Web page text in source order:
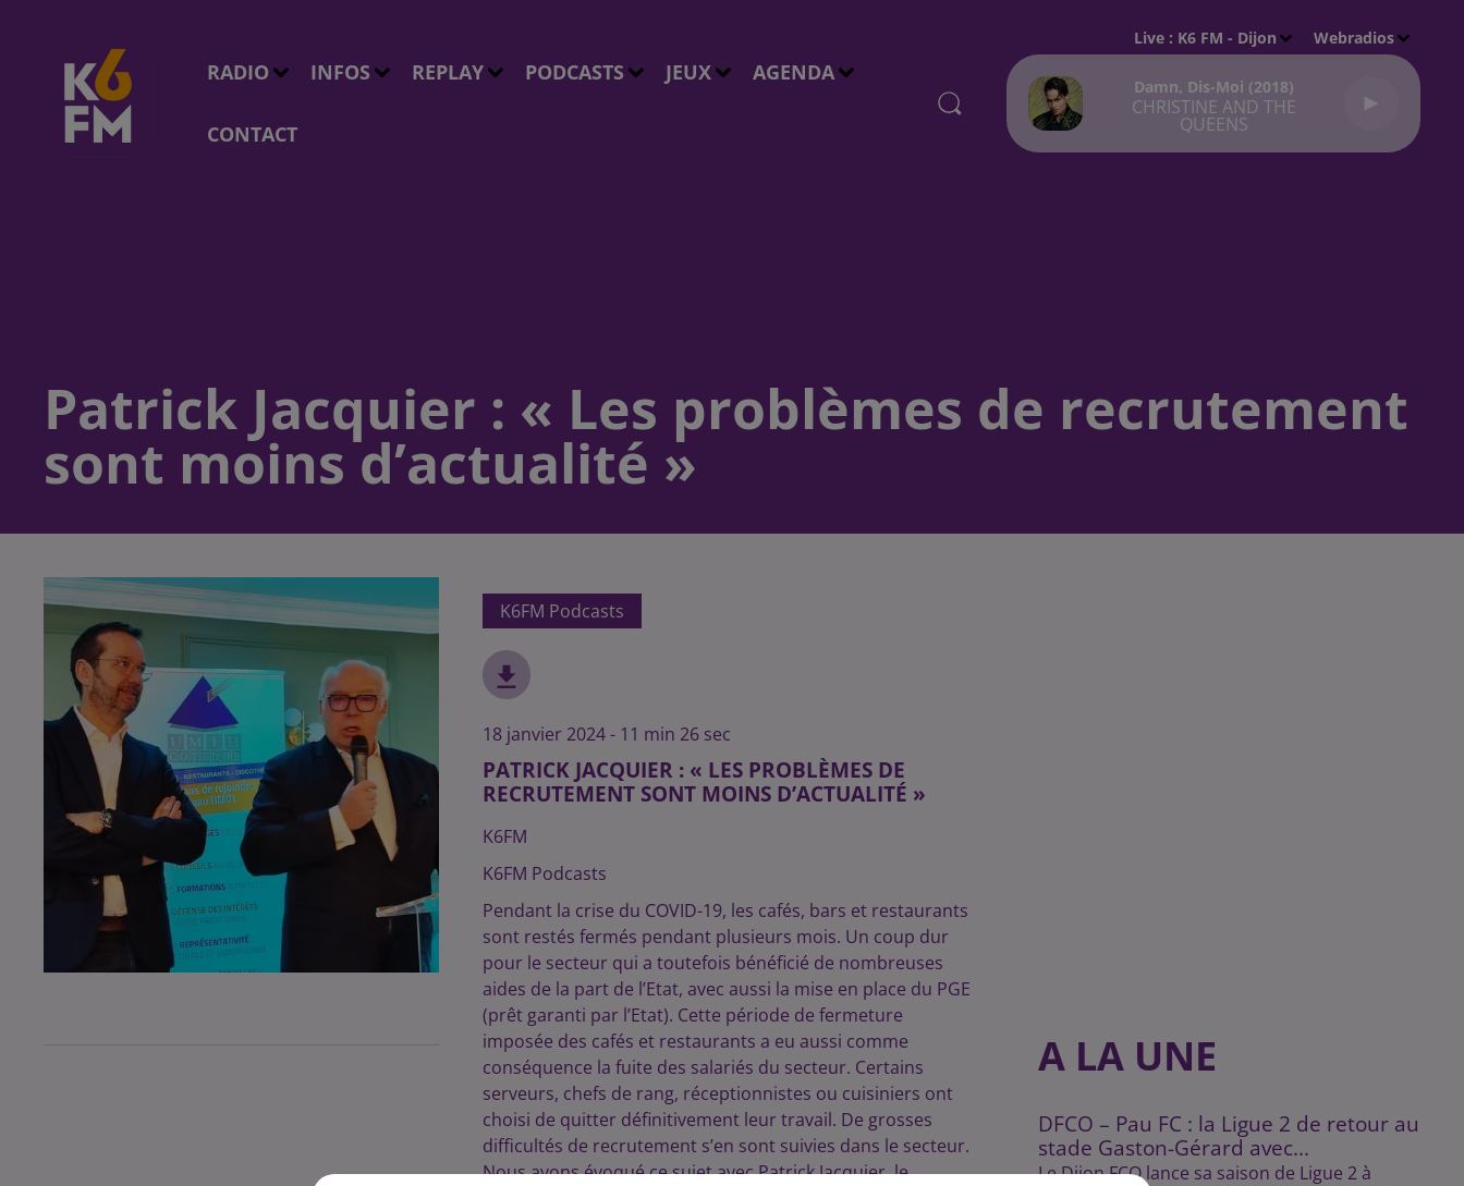
RADIO INFOS REPLAY PODCASTS JEUX AGENDA
CONTACT
Live : K6 FM - Dijon Webradios
Damn, Dis-Moi (2018)
CHRISTINE AND THE
QUEENS
Patrick Jacquier : « Les problèmes de recrutement
sont moins d’actualité »
K6FM Podcasts
18 janvier 2024 - 11 min 26 sec
PATRICK JACQUIER : « LES PROBLÈMES DE
RECRUTEMENT SONT MOINS D’ACTUALITÉ »
K6FM
K6FM Podcasts
Pendant la crise du COVID-19, les cafés, bars et restaurants
sont restés fermés pendant plusieurs mois. Un coup dur
pour le secteur qui a toutefois bénéficié de nombreuses
aides de la part de l’Etat, avec aussi la mise en place du PGE
(prêt garanti par l’Etat). Cette période de fermeture
imposée des cafés et restaurants a eu aussi comme
conséquence la fuite des salariés du secteur. Certains
serveurs, chefs de rang, réceptionnistes ou cuisiniers ont
choisi de quitter définitivement leur travail. De grosses
difficultés de recrutement s’en sont suivies dans le secteur.
Nous avons évoqué ce sujet avec Patrick Jacquier, le
A LA UNE
DFCO – Pau FC : la Ligue 2 de retour au
stade Gaston-Gérard avec...
Le Dijon FCO lance sa saison de Ligue 2 à